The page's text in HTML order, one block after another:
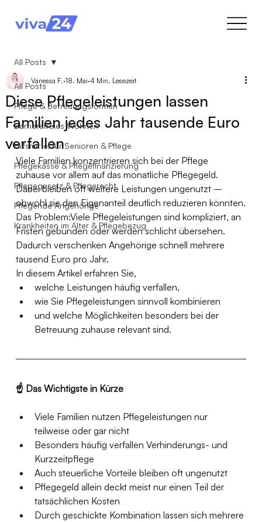
All Posts
Pflege & Betreuungsformen
Barrierefreies Wohnen
Hilfsmittel für Senioren & Pflege
Pflegekasse & Pflegefinanzierung
Pflegegesetz & Pflegerecht
Pflegende Angehörige
Krankheiten im Alter & Pflegebezug
All Posts
Diese Pflegeleistungen lassen
Familien jedes Jahr tausende Euro
verfallen
Vanessa F. 18. Mai 4 Min. Lesezeit
Viele Familien konzentrieren sich bei der Pflege
zuhause vor allem auf das monatliche Pflegegeld.
Dabei bleiben oft weitere Leistungen ungenutzt –
obwohl sie den Eigenanteil deutlich reduzieren könnten.
Das Problem:Viele Pflegeleistungen sind kompliziert, an
Fristen gebunden oder werden schlicht übersehen.
Dadurch verschenken Angehörige schnell mehrere
tausend Euro pro Jahr.
In diesem Artikel erfahren Sie,
welche Leistungen häufig verfallen,
wie Sie Pflegeleistungen sinnvoll kombinieren
und welche Möglichkeiten besonders bei der
Betreuung zuhause relevant sind.
☝️ Das Wichtigste in Kürze
Viele Familien nutzen Pflegeleistungen nur
teilweise oder gar nicht
Besonders häufig verfallen Verhinderungs- und
Kurzzeitpflege
Auch steuerliche Vorteile bleiben oft ungenutzt
Pflegegeld allein deckt meist nur einen Teil der
tatsächlichen Kosten
Durch geschickte Kombination lassen sich mehrere